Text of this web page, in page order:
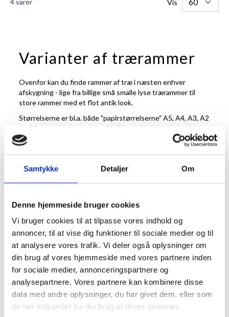
Samtykke Detaljer Om
Denne hjemmeside bruger cookies
Vi bruger cookies til at tilpasse vores indhold og
annoncer, til at vise dig funktioner til sociale medier og til
at analysere vores trafik. Vi deler også oplysninger om
din brug af vores hjemmeside med vores partnere inden
for sociale medier, annonceringspartnere og
analysepartnere. Vores partnere kan kombinere disse
data med andre oplysninger, du har givet dem, eller som
de har indsamlet fra din brug af deres tjenester.
4varer Vis
Varianter af trærammer
Ovenfor kan du finde rammer af træ i næsten enhver
afskygning - lige fra billige små smalle lyse trærammer til
store rammer med et flot antik look.
Størrelserne er bl.a. både "papirstørrelserne" A5, A4, A3, A2
og A5 og plakat størrelsen 50x70 cm. Så du kan helt sikkert
finde en træramme, der passer til indramning af dit billede
eller foto. Og skal du bruge rigtig mange (50+ stk) så
bestilling.
Trærammer giver en umiskendelig varme og dybde i deres
Trærammer passer godt ind i alle hjem da de fås i mange
Træ er et levende materiale og derfor får man også en
ramme der vil ændre sig over tid og blive til en del af
hjemmet, mere end blot en genstand man hænger op. I
særdeleshed vil rammer i rent træ som eks. egetræ eller
birketræ med tiden blive patineret og således vil rammen for
evigt ændre udtryk.
Vores rammer er enten malede eller behandlet med en let
lak der beskytter dem, men kun så meget at de stadig